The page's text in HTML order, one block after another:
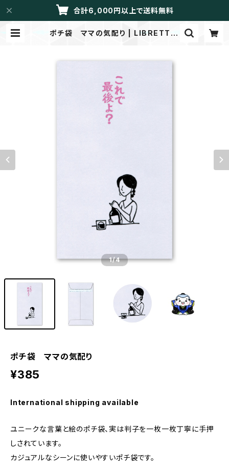
合計6,000円以上で送料無料
ポチ袋 ママの気配り | LIBRETTO/
1/4
ポチ袋 ママの気配り
¥385
International shipping available
ユニークな言葉と絵のポチ袋、実は判子を一枚一枚丁寧に手押
しされています。
カジュアルなシーンに使いやすいポチ袋です。